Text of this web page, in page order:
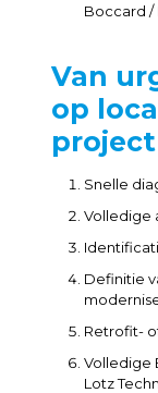
Boccard /
Van
op
project
Snelle
Volledige
Definitie
Retrofit-
Volledige
Lotz